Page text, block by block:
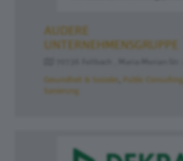
AUDERE
UNTERNEHMENSGRUPPE
Gesundheit & Soziales
Public Consulting
Sanierung